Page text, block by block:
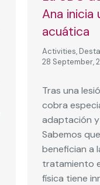
Ana
acuática
Activities,
28 September,
Tras una
cobra
adaptación
Sabemos
benefician a
tratamiento
física tiene